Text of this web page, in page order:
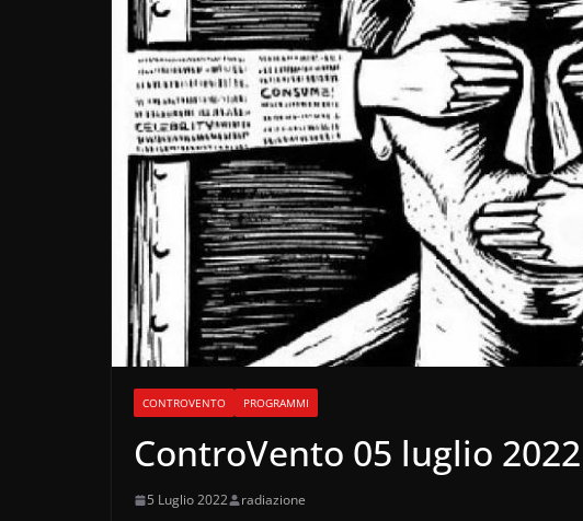
CONTROVENTO PROGRAMMI
ControVento 05 luglio 2022
5 Luglio 2022 radiazione